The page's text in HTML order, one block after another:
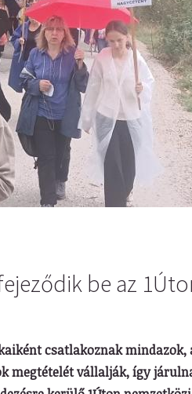
be az
csatlakoznak mindazok,
megtételét vállalják, így